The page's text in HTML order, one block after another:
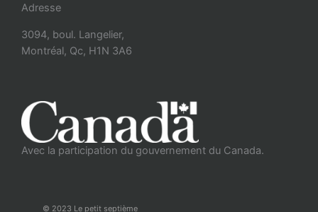
Adresse
3094, boul. Langelier,
Montréal, Qc, H1N 3A6
Avec la participation du gouvernement du Canada.
© 2023 Le petit septième